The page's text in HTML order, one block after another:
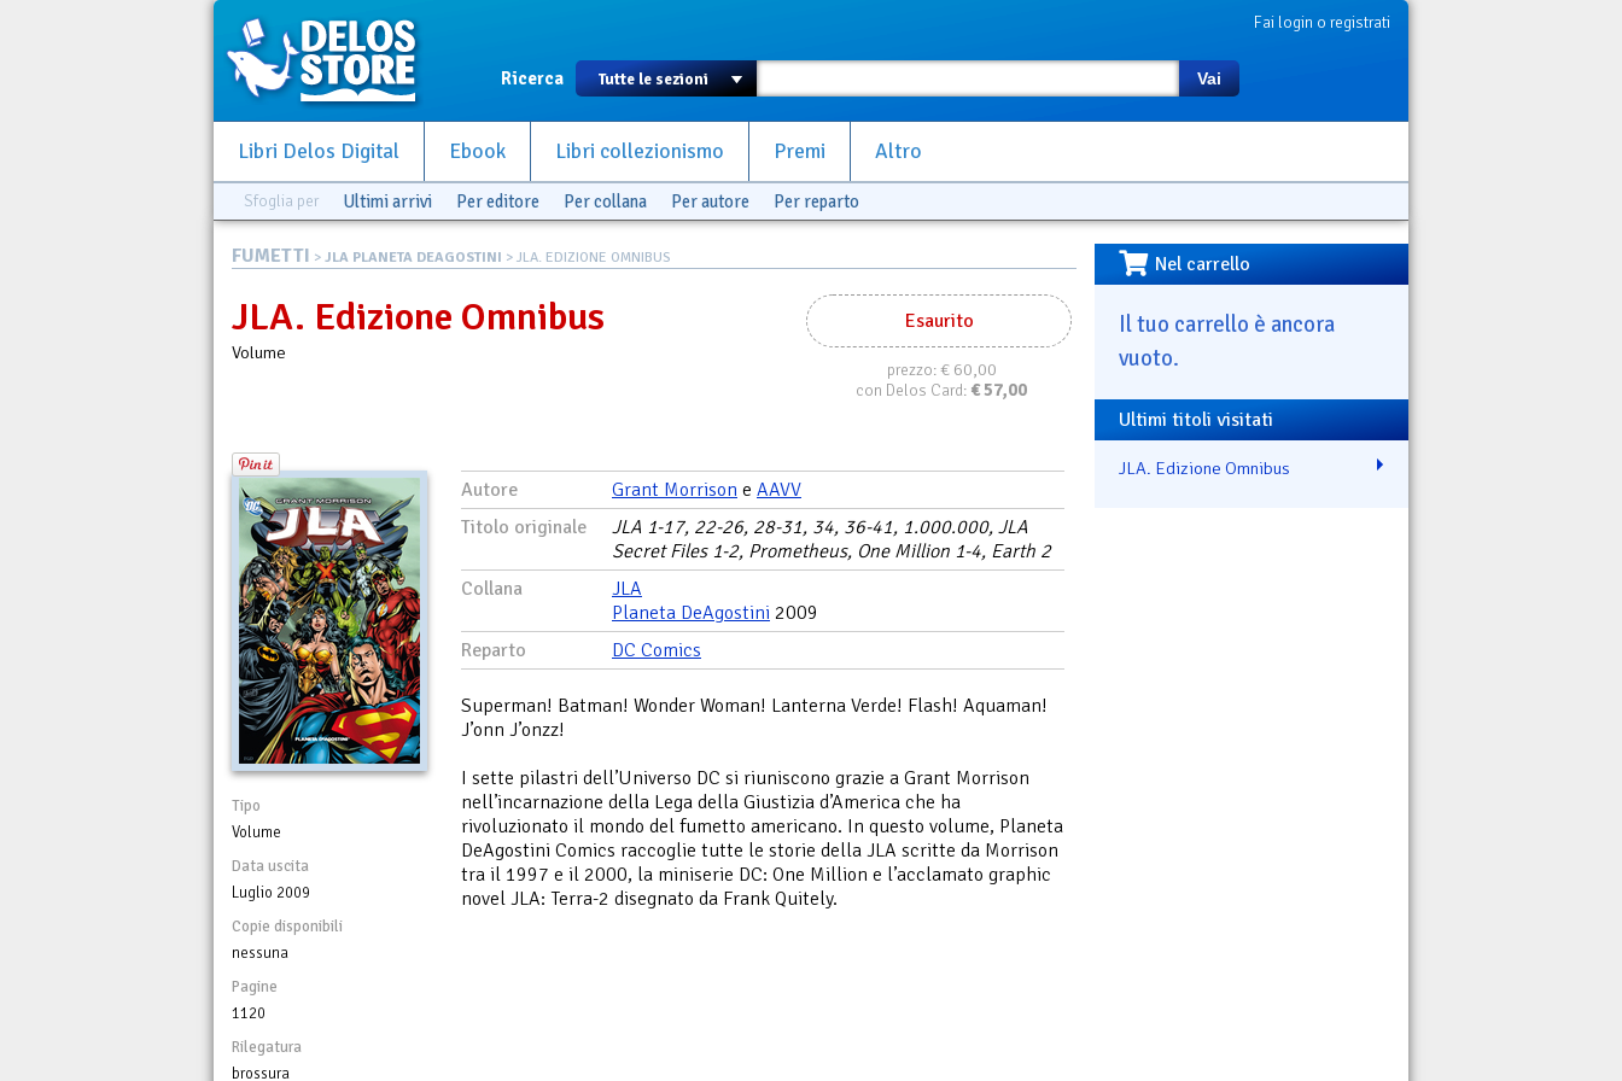
Fai login o registrati
Ricerca Vai
Libri Delos Digital Ebook Libri collezionismo Premi Altro
Sfoglia per Ultimi arrivi Per editore Per collana Per autore Per reparto
FUMETTI > JLA PLANETA DEAGOSTINI > JLA. EDIZIONE OMNIBUS
Esaurito
prezzo:€ 60,00
con Delos Card: €57,00
JLA. Edizione Omnibus
Volume
Tipo
Volume
Data uscita
Luglio 2009
Copie disponibili
nessuna
Pagine
1120
Rilegatura
brossura
Autore Grant Morrison e AAVV
Titolo originale
JLA 1-17, 22-26, 28-31, 34, 36-41, 1.000.000, JLA
Secret Files 1-2, Prometheus, One Million 1-4, Earth 2
Collana
JLA
Planeta DeAgostini 2009
Reparto
DC Comics
Superman! Batman! Wonder Woman! Lanterna Verde! Flash! Aquaman!
J’onn J’onzz!
I sette pilastri dell’Universo DC si riuniscono grazie a Grant Morrison
nell’incarnazione della Lega della Giustizia d’America che ha
rivoluzionato il mondo del fumetto americano. In questo volume, Planeta
DeAgostini Comics raccoglie tutte le storie della JLA scritte da Morrison
tra il 1997 e il 2000, la miniserie DC: One Million e l’acclamato graphic
novel JLA: Terra-2 disegnato da Frank Quitely.
Nel carrello
Il tuo carrello è ancora
vuoto.
Ultimi titoli visitati
JLA. Edizione Omnibus